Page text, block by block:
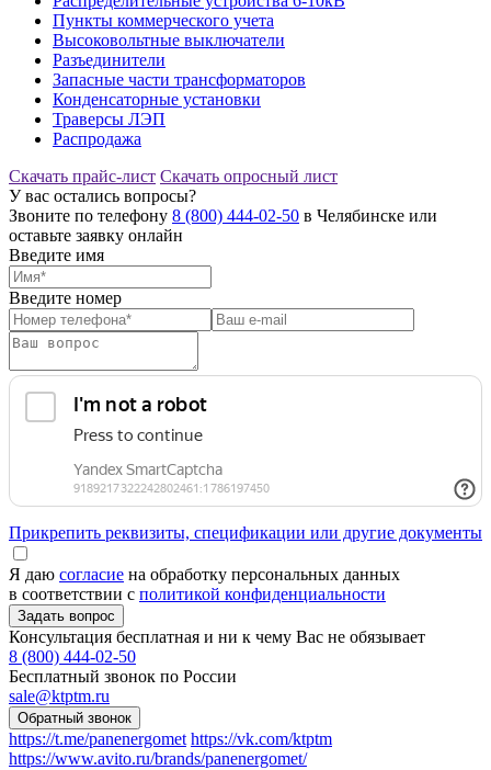
Пункты коммерческого учета
Высоковольтные выключатели
Разъединители
Запасные части трансформаторов
Конденсаторные установки
Траверсы ЛЭП
Распродажа
Скачать прайс-лист Скачать опросный лист
У вас остались вопросы?
Звоните по телефону 8 (800) 444-02-50 в Челябинске или
оставьте заявку онлайн
Введите имя
Введите номер
Прикрепить реквизиты, спецификации или другие документы
Я даю согласие на обработку персональных данных
в соответствии с политикой конфиденциальности
Консультация бесплатная и ни к чему Вас не обязывает
8 (800) 444-02-50
Бесплатный звонок по России
sale@ktptm.ru
https://t.me/panenergomet https://vk.com/ktptm
https://www.avito.ru/brands/panenergomet/